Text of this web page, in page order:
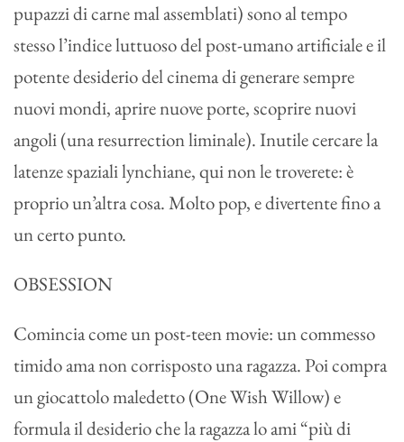
pupazzi di carne mal assemblati) sono al tempo
stesso l’indice luttuoso del post-umano artificiale e il
potente desiderio del cinema di generare sempre
nuovi mondi, aprire nuove porte, scoprire nuovi
angoli (una resurrection liminale). Inutile cercare la
latenze spaziali lynchiane, qui non le troverete: è
proprio un’altra cosa. Molto pop, e divertente fino a
un certo punto.
OBSESSION
Comincia come un post-teen movie: un commesso
timido ama non corrisposto una ragazza. Poi compra
un giocattolo maledetto (One Wish Willow) e
formula il desiderio che la ragazza lo ami “più di